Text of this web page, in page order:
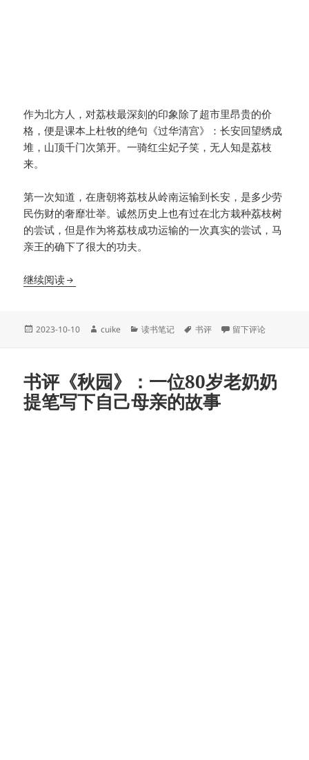
作为北方人，对荔枝最深刻的印象除了超市里昂贵的价
格，便是课本上杜牧的绝句《过华清宫》：长安回望绣成
堆，山顶千门次第开。一骑红尘妃子笑，无人知是荔枝
来。
第一次知道，在唐朝将荔枝从岭南运输到长安，是多少劳
民伤财的奢靡壮举。诚然历史上也有过在北方栽种荔枝树
的尝试，但是作为将荔枝成功运输的一次真实的尝试，马
亲王的确下了很大的功夫。
继续阅读书评《长安的荔枝》：明知是「套路」却不得不硬着
发
2023-10-10
作
cuike
分
读书笔记
标
书评 于书评《长安的荔
留下评论
书评《秋园》：一位80岁老奶奶
提笔写下自己母亲的故事